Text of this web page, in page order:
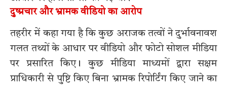
दुष्प्रचार और भ्रामक वीडियो का आरोप
तहरीर में कहा गया है कि कुछ अराजक तत्वों ने दुर्भावनावश
गलत तथ्यों के आधार पर वीडियो और फोटो सोशल मीडिया
पर प्रसारित किए। कुछ मीडिया माध्यमों द्वारा सक्षम
प्राधिकारी से पुष्टि किए बिना भ्रामक रिपोर्टिंग किए जाने का